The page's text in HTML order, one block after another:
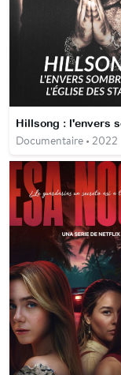
Documentaire • 2022